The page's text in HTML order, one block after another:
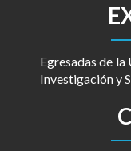
Egresadas de
Investigación y